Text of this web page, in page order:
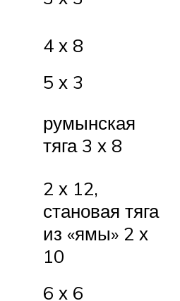
4 х 8
5 х 3
румынская
тяга 3 х 8
2 х 12,
становая тяга
из «ямы» 2 х
10
6 х 6